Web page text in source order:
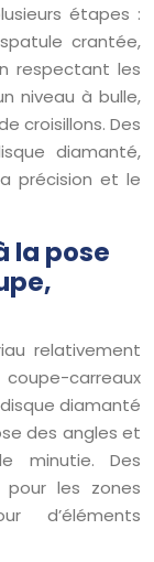
étapes :
crantée,
respectant les
niveau à bulle,
croisillons. Des
diamanté,
précision et le
la pose
relativement
carreaux
diamanté
des angles et
minutie. Des
pour les zones
d’éléments